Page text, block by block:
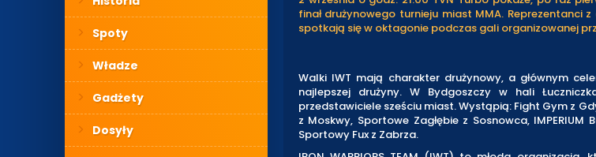
Spoty
Władze
Gadżety
Dosyły
finał drużynowego turnieju miast MMA. Reprezentanci
spotkają się w oktagonie podczas gali organizowanej
Walki IWT mają charakter drużynowy, a głównym
najlepszej drużyny. W Bydgoszczy w hali
przedstawiciele sześciu miast. Wystąpią: Fight Gym z
z Moskwy, Sportowe Zagłębie z Sosnowca, IMPERIUM
Sportowy Fux z Zabrza.